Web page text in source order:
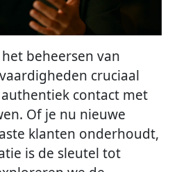
beheersen van
cruciaal
contact met
Of je nu nieuwe
klanten onderhoudt,
is de sleutel tot